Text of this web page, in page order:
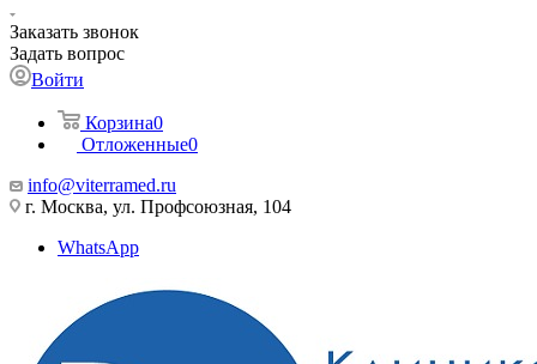
Заказать звонок
Задать вопрос
Войти
Корзина0
Отложенные0
info@viterramed.ru
г. Москва, ул. Профсоюзная, 104
WhatsApp